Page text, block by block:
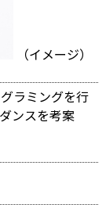
（イメージ）
ラミングを行
ンスを考案